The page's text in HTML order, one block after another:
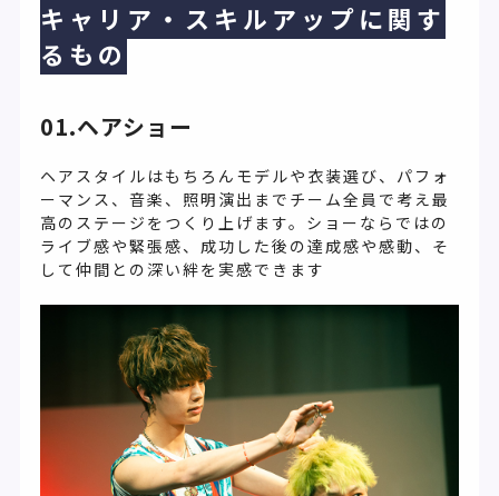
キャリア・スキルアップに関す
るもの
01.ヘアショー
ヘアスタイルはもちろんモデルや衣装選び、パフォ
ーマンス、音楽、照明演出までチーム全員で考え最
高のステージをつくり上げます。ショーならではの
ライブ感や緊張感、成功した後の達成感や感動、そ
して仲間との深い絆を実感できます